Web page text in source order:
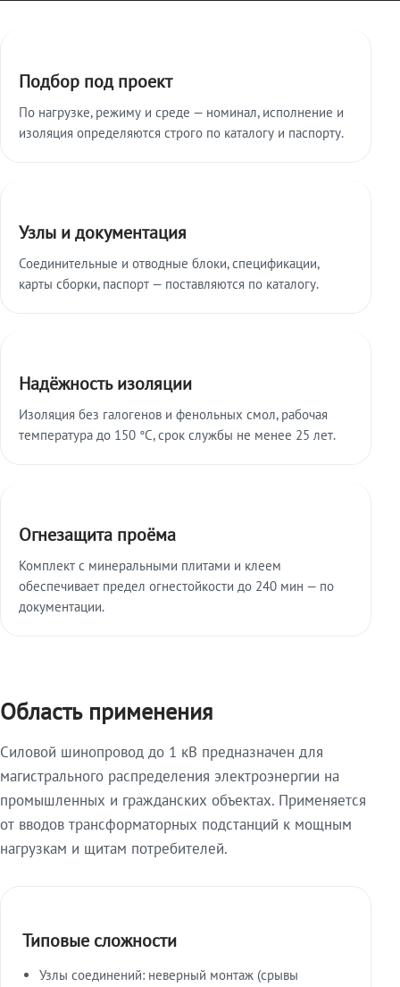
Подбор под проект
По нагрузке, режиму и среде — номинал, исполнение и
изоляция определяются строго по каталогу и паспорту.
Узлы и документация
Соединительные и отводные блоки, спецификации,
карты сборки, паспорт — поставляются по каталогу.
Надёжность изоляции
Изоляция без галогенов и фенольных смол, рабочая
температура до 150 °C, срок службы не менее 25 лет.
Огнезащита проёма
Комплект с минеральными плитами и клеем
обеспечивает предел огнестойкости до 240 мин — по
документации.
Область применения
Силовой шинопровод до 1 кВ предназначен для
магистрального распределения электроэнергии на
промышленных и гражданских объектах. Применяется
от вводов трансформаторных подстанций к мощным
нагрузкам и щитам потребителей.
Типовые сложности
Узлы соединений: неверный монтаж (срывы